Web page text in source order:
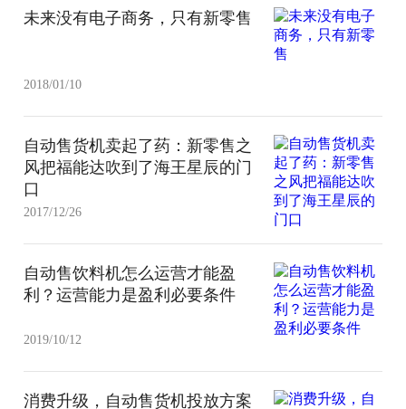
未来没有电子商务，只有新零售
2018/01/10
自动售货机卖起了药：新零售之
风把福能达吹到了海王星辰的门
口
2017/12/26
自动售饮料机怎么运营才能盈
利？运营能力是盈利必要条件
2019/10/12
消费升级，自动售货机投放方案